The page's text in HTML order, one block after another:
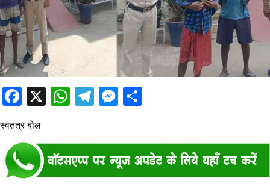
Facebook
X WhatsApp
Telegram
Messenger
स्वतंत्र बोल